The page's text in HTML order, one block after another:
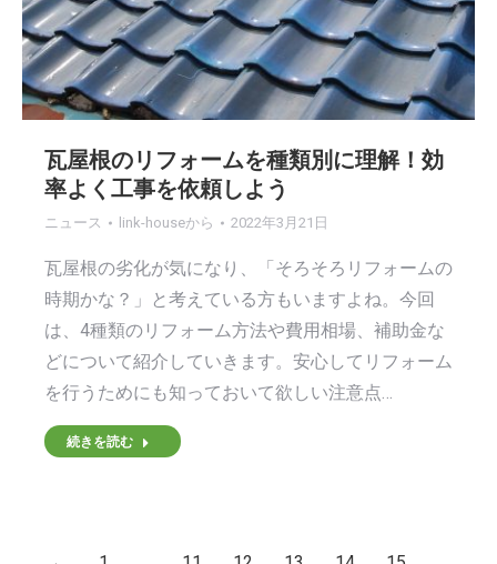
瓦屋根のリフォームを種類別に理解！効
率よく工事を依頼しよう
ニュース link-houseから 2022年3月21日
瓦屋根の劣化が気になり、「そろそろリフォームの
時期かな？」と考えている方もいますよね。今回
は、4種類のリフォーム方法や費用相場、補助金な
どについて紹介していきます。安心してリフォーム
を行うためにも知っておいて欲しい注意点…
続きを読む